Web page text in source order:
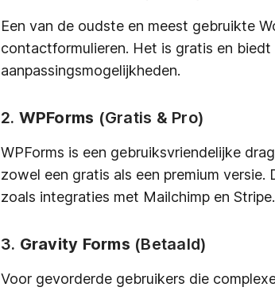
Een van de oudste en meest gebruikte
contactformulieren. Het is gratis en biedt
aanpassingsmogelijkheden.
2. WPForms (Gratis & Pro)
WPForms is een gebruiksvriendelijke
zowel een gratis als een premium
zoals integraties met Mailchimp en Stripe.
3. Gravity Forms (Betaald)
Voor gevorderde gebruikers die